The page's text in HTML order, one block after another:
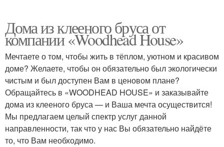
Дома из клееного бруса от
компании «Woodhead House»
Мечтаете о том, чтобы жить в тёплом, уютном и красивом
доме? Желаете, чтобы он обязательно был экологически
чистым и был доступен Вам в ценовом плане?
Обращайтесь в «WOODHEAD HOUSE» и заказывайте
дома из клееного бруса — и Ваша мечта осуществится!
Мы предлагаем целый спектр услуг данной
направленности, так что у нас Вы обязательно найдёте
то, что Вам необходимо.